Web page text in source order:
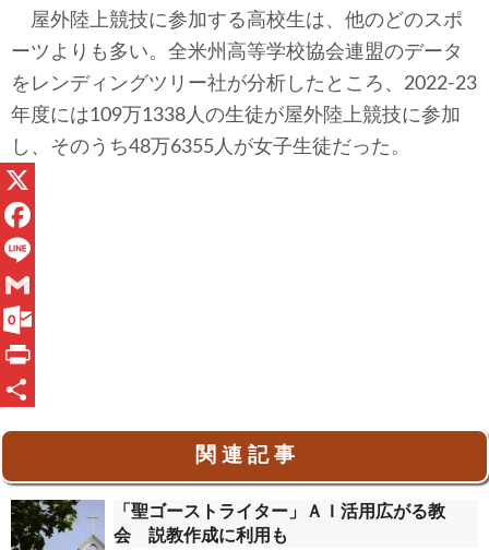
屋外陸上競技に参加する高校生は、他のどのスポ
ーツよりも多い。全米州高等学校協会連盟のデータ
をレンディングツリー社が分析したところ、2022-23
年度には109万1338人の生徒が屋外陸上競技に参加
し、そのうち48万6355人が女子生徒だった。
X
F
a
c
e
b
L
n
e
G
m
a
O
uP
関 連 記 事
「聖ゴーストライター」ＡＩ活用広がる教
会 説教作成に利用も